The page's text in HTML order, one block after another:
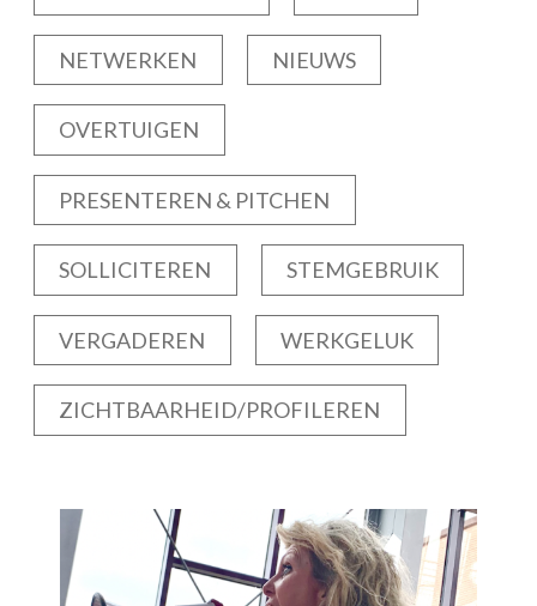
NETWERKEN NIEUWS
OVERTUIGEN
PRESENTEREN & PITCHEN
SOLLICITEREN STEMGEBRUIK
VERGADEREN WERKGELUK
ZICHTBAARHEID/PROFILEREN